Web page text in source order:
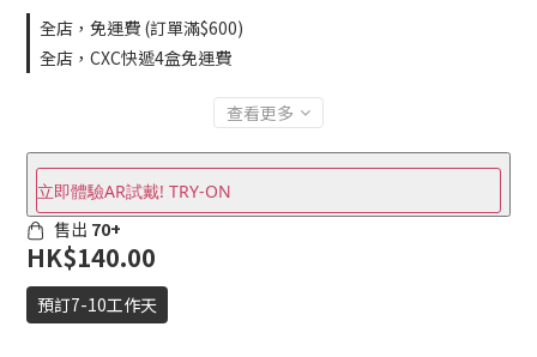
全店，免運費 (訂單滿$600)
全店，CXC快遞4盒免運費
查看更多
立即體驗AR試戴! TRY-ON
售出 70+
HK$140.00
預訂7-10工作天